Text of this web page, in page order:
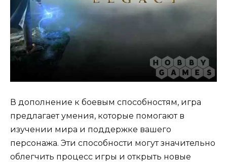
В дополнение к боевым способностям, игра
предлагает умения, которые помогают в
изучении мира и поддержке вашего
персонажа. Эти способности могут значительно
облегчить процесс игры и открыть новые